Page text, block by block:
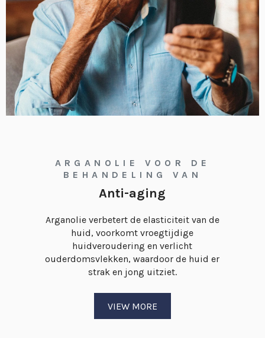
ARGANOLIE VOOR DE
BEHANDELING VAN
Anti-aging
Arganolie verbetert de elasticiteit van de
huid, voorkomt vroegtijdige
huidveroudering en verlicht
ouderdomsvlekken, waardoor de huid er
strak en jong uitziet.
VIEW MORE